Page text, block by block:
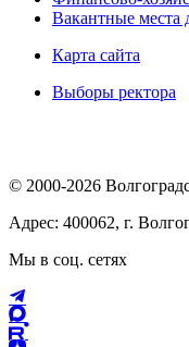
Вакантные места
Карта сайта
Выборы ректора
© 2000-2026
Адрес: 400062, г.
Мы в соц. сетях